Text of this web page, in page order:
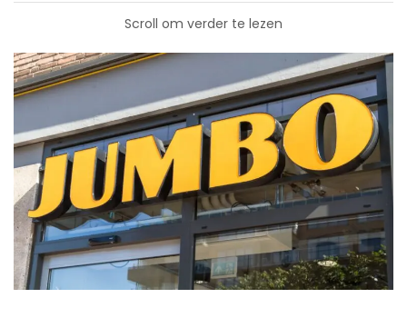
Scroll om verder te lezen